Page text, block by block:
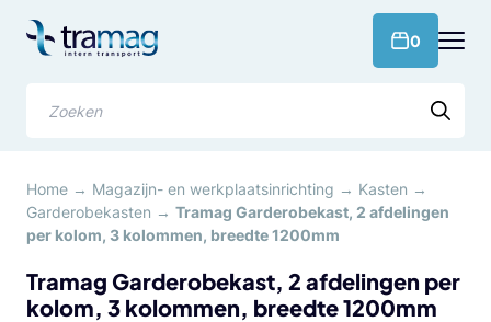
naar
0
Home → Magazijn- en werkplaatsinrichting → Kasten →
Garderobekasten → Tramag Garderobekast, 2 afdelingen
per kolom, 3 kolommen, breedte 1200mm
Tramag Garderobekast, 2 afdelingen per
kolom, 3 kolommen, breedte 1200mm